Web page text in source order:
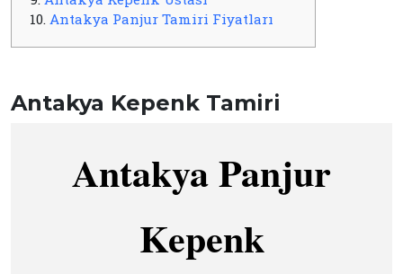
10. Antakya Panjur Tamiri Fiyatları
Antakya Kepenk Tamiri
Antakya Panjur
Kepenk